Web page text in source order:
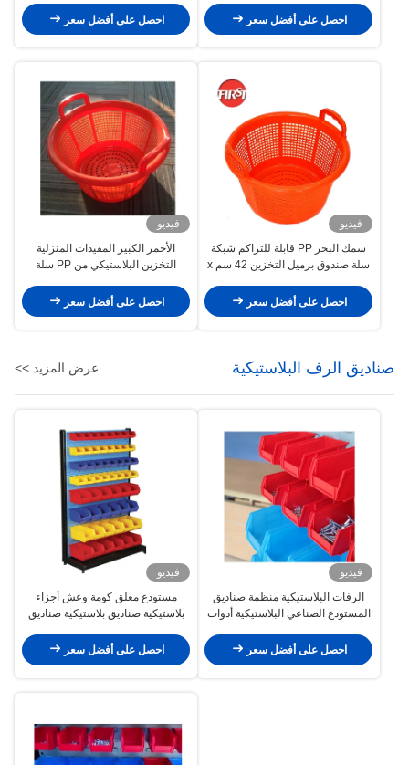
احصل على أفضل سعر
احصل على أفضل سعر
فيديو
سمك البحر PP قابلة للتراكم شبكة
سلة صندوق برميل التخزين 42 سم x
احصل على أفضل سعر
فيديو
الأحمر الكبير المفيدات المنزلية
التخزين البلاستيكي من PP سلة
احصل على أفضل سعر
صناديق الرف البلاستيكية عرض المزيد >>
فيديو
الرفات البلاستيكية منظمة صناديق
المستودع الصناعي البلاستيكية أدوات
احصل على أفضل سعر
فيديو
مستودع معلق كومة وعش أجزاء
بلاستيكية صناديق بلاستيكية صناديق
احصل على أفضل سعر